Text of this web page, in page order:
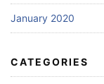
January 2020
CATEGORIES